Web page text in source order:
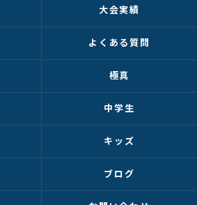
大会実績
よくある質問
極真
中学生
キッズ
ブログ